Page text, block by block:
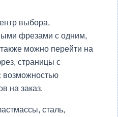
выбора,
фрезами с одним,
можно перейти на
страницы с
возможностью
на заказ.
сталь,